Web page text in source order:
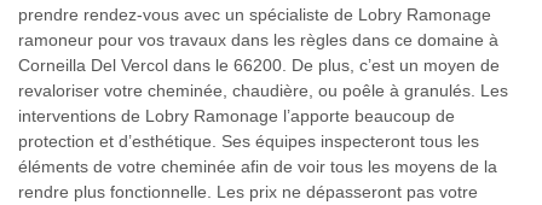
prendre rendez-vous avec un spécialiste de Lobry Ramonage
ramoneur pour vos travaux dans les règles dans ce domaine à
Corneilla Del Vercol dans le 66200. De plus, c’est un moyen de
revaloriser votre cheminée, chaudière, ou poêle à granulés. Les
interventions de Lobry Ramonage l’apporte beaucoup de
protection et d’esthétique. Ses équipes inspecteront tous les
éléments de votre cheminée afin de voir tous les moyens de la
rendre plus fonctionnelle. Les prix ne dépasseront pas votre